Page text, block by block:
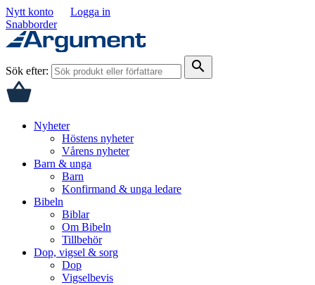
Nytt konto
Logga in
Snabborder
Sök efter: search
Nyheter
Höstens nyheter
Vårens nyheter
Barn & unga
Barn
Konfirmand & unga ledare
Bibeln
Biblar
Om Bibeln
Tillbehör
Dop, vigsel & sorg
Dop
Vigselbevis